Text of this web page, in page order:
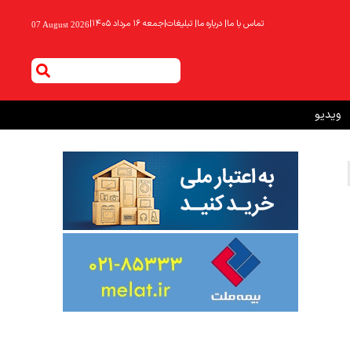
تماس با ما| درباره ما| تبلیغات|جمعه ۱۶ مرداد ۱۴۰۵ |
07 August 2026
ویدیو